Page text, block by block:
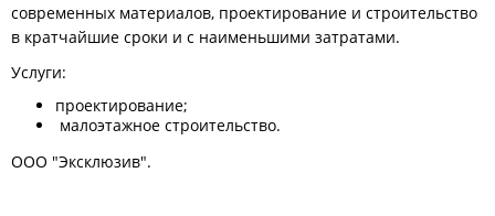
современных материалов, проектирование и строительство
в кратчайшие сроки и с наименьшими затратами.
Услуги:
проектирование;
малоэтажное строительство.
ООО "Эксклюзив".